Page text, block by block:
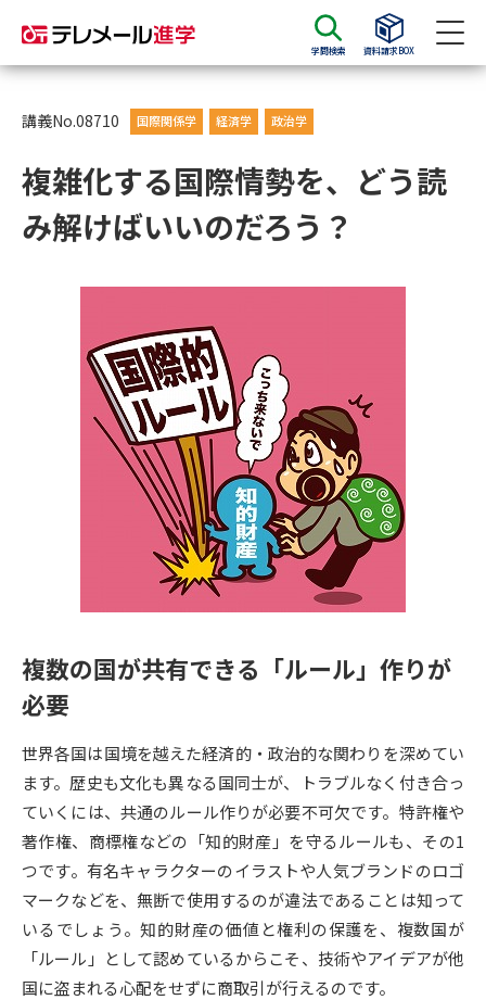
学問検索 資料請求BOX
資料請求
大学・短大の資料種類から請求
大学・短大以外の資料から請求
専門学校の資料請求 大学院の資料請求
留学・進学関連、塾・予備校
大学入学共通テスト「受験案
内」の請求
大学入学共通テスト「受験上の
配慮案内」の請求
高等学校卒業程度認定試験
幼稚園教員資格認定試験 小学校教員資格認定試験
高等学校（情報）教員資格認定
大学研究 大学検索
大学で学べる内容や特徴を調べる
新増設大学・学部・学科特集
国際・グローバルに強い大学特
集
講義No.08710 国際関係学 経済学 政治学
複雑化する国際情勢を、どう読
み解けばいいのだろう？
複数の国が共有できる「ルール」作りが
必要
世界各国は国境を越えた経済的・政治的な関わりを深めてい
ます。歴史も文化も異なる国同士が、トラブルなく付き合っ
ていくには、共通のルール作りが必要不可欠です。特許権や
著作権、商標権などの「知的財産」を守るルールも、その1
つです。有名キャラクターのイラストや人気ブランドのロゴ
マークなどを、無断で使用するのが違法であることは知って
いるでしょう。知的財産の価値と権利の保護を、複数国が
「ルール」として認めているからこそ、技術やアイデアが他
国に盗まれる心配をせずに商取引が行えるのです。